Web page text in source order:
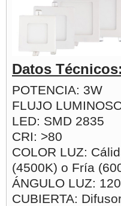
Datos
POTENCIA: 3W
FLUJO
LED: SMD 2835
CRI: >80
COLOR LUZ:
(4500K) o Fría
ÁNGULO LUZ:
CUBIERTA: